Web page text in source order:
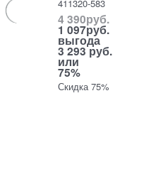
411320-583
4 390руб.
1 097руб.
выгода
3 293 руб.
или
75%
Скидка 75%